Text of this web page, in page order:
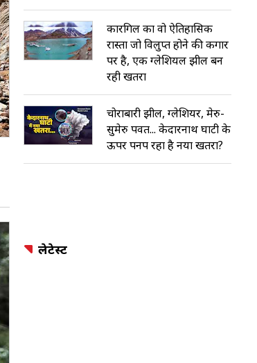
कारगिल का वो ऐतिहासिक
रास्ता जो विलुप्त होने की कगार
पर है, एक ग्लेशियल झील बन
रही खतरा
चोराबारी झील, ग्लेशियर, मेरु-
सुमेरु पर्वत... केदारनाथ घाटी के
ऊपर पनप रहा है नया खतरा?
लेटेस्ट